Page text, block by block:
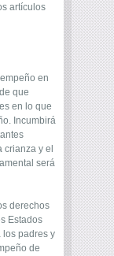
artículos
en
que
en lo que
Incumbirá
y el
será
derechos
Estados
los padres y
de